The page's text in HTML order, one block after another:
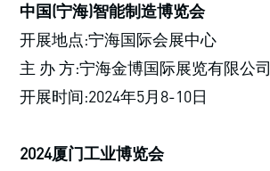
中国(宁海)智能制造博览会
开展地点:宁海国际会展中心
主 办 方:宁海金博国际展览有限公司
开展时间:2024年5月8-10日
2024厦门工业博览会